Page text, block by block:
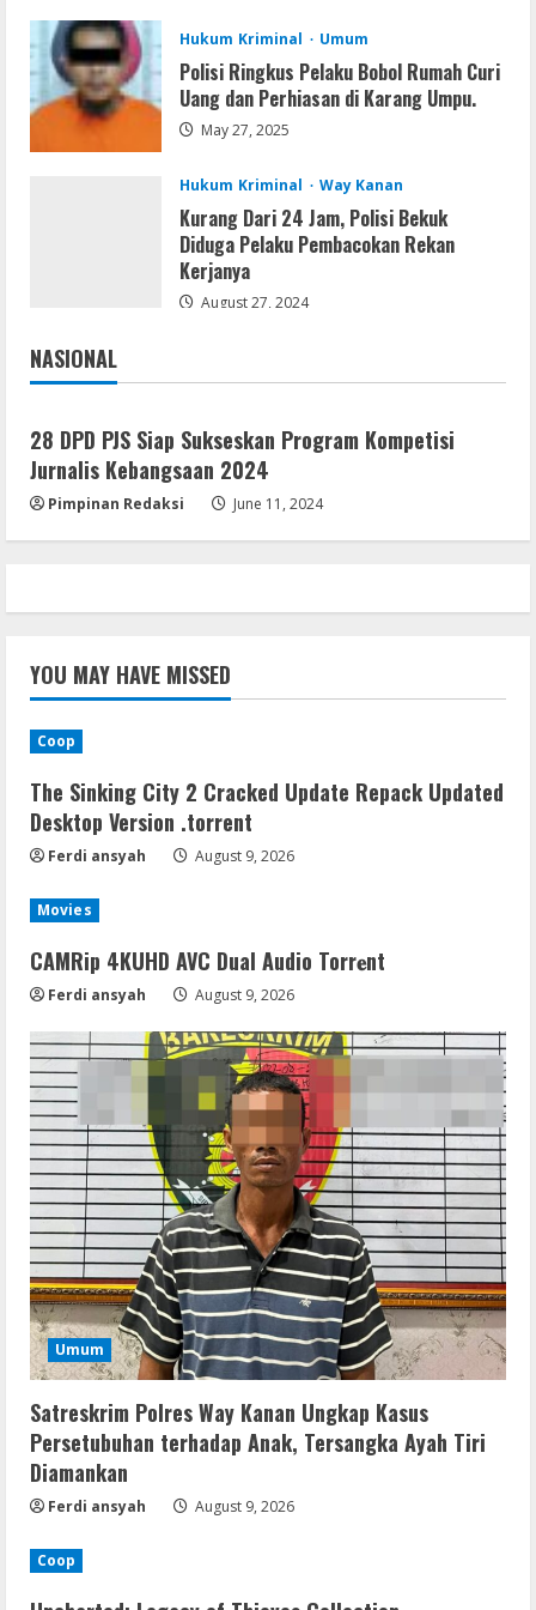
Resettools
Display Changer X Portable + Crack
[Final] (x64) Final FileCR
August 9, 2026
Hukum Kriminal Umum
Polisi Ringkus Pelaku Bobol Rumah Curi
Uang dan Perhiasan di Karang Umpu.
May 27, 2025
Hukum Kriminal Way Kanan
Kurang Dari 24 Jam, Polisi Bekuk
Diduga Pelaku Pembacokan Rekan
Kerjanya
August 27, 2024
NASIONAL
Jakarta
28 DPD PJS Siap Sukseskan Program Kompetisi
Jurnalis Kebangsaan 2024
Pimpinan Redaksi June 11, 2024
YOU MAY HAVE MISSED
Coop
The Sinking City 2 Cracked Update Repack Updated
Desktop Version .torrent
Ferdi ansyah August 9, 2026
Movies
CAMRip 4KUHD AVC Dual Audio Torr𝐞nt
Ferdi ansyah August 9, 2026
Umum
Satreskrim Polres Way Kanan Ungkap Kasus
Persetubuhan terhadap Anak, Tersangka Ayah Tiri
Diamankan
Ferdi ansyah August 9, 2026
Coop